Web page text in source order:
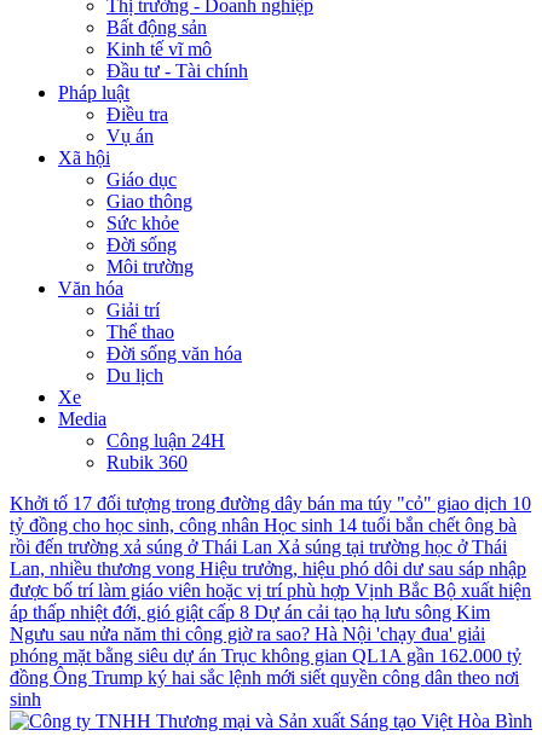
Thị trường - Doanh nghiệp
Bất động sản
Kinh tế vĩ mô
Đầu tư - Tài chính
Pháp luật
Điều tra
Vụ án
Xã hội
Giáo dục
Giao thông
Sức khỏe
Đời sống
Môi trường
Văn hóa
Giải trí
Thể thao
Đời sống văn hóa
Du lịch
Xe
Media
Công luận 24H
Rubik 360
Khởi tố 17 đối tượng trong đường dây bán ma túy "cỏ" giao dịch 10
tỷ đồng cho học sinh, công nhân Học sinh 14 tuổi bắn chết ông bà
rồi đến trường xả súng ở Thái Lan Xả súng tại trường học ở Thái
Lan, nhiều thương vong Hiệu trưởng, hiệu phó dôi dư sau sáp nhập
được bố trí làm giáo viên hoặc vị trí phù hợp Vịnh Bắc Bộ xuất hiện
áp thấp nhiệt đới, gió giật cấp 8 Dự án cải tạo hạ lưu sông Kim
Ngưu sau nửa năm thi công giờ ra sao? Hà Nội 'chạy đua' giải
phóng mặt bằng siêu dự án Trục không gian QL1A gần 162.000 tỷ
đồng Ông Trump ký hai sắc lệnh mới siết quyền công dân theo nơi
sinh